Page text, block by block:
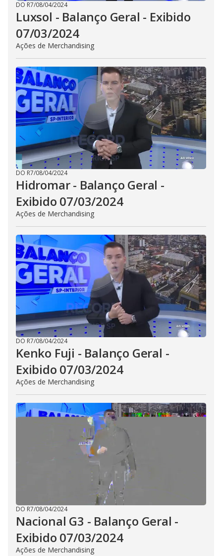
DO R7/08/04/2024
Luxsol - Balanço Geral - Exibido
07/03/2024
Ações de Merchandising
DO R7/08/04/2024
Hidromar - Balanço Geral -
Exibido 07/03/2024
Ações de Merchandising
DO R7/08/04/2024
Kenko Fuji - Balanço Geral -
Exibido 07/03/2024
Ações de Merchandising
DO R7/08/04/2024
Nacional G3 - Balanço Geral -
Exibido 07/03/2024
Ações de Merchandising